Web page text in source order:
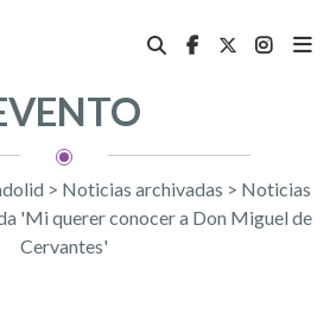
> Noticias archivadas > Noticias
'Mi querer conocer a Don Miguel de
Cervantes'